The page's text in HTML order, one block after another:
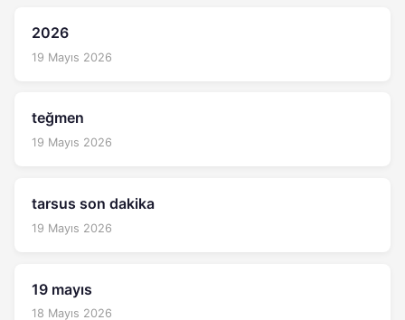
2026
19 Mayıs 2026
teğmen
19 Mayıs 2026
tarsus son dakika
19 Mayıs 2026
19 mayıs
18 Mayıs 2026